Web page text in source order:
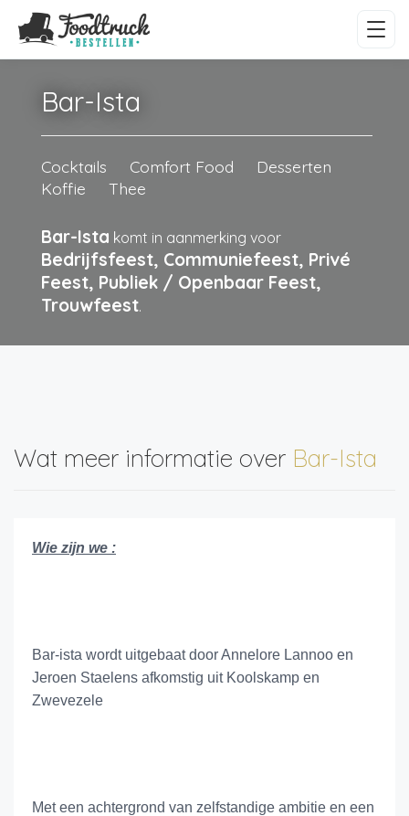
Bar-Ista
Cocktails Comfort Food
Desserten
Koffie
Thee
Bar-Ista komt in aanmerking voor
Bedrijfsfeest, Communiefeest, Privé
Feest, Publiek / Openbaar Feest,
Trouwfeest.
Wat meer informatie over Bar-Ista
Wie zijn we :
Bar-ista wordt uitgebaat door Annelore Lannoo en
Jeroen Staelens afkomstig uit Koolskamp en
Zwevezele
Met een achtergrond van zelfstandige ambitie en een